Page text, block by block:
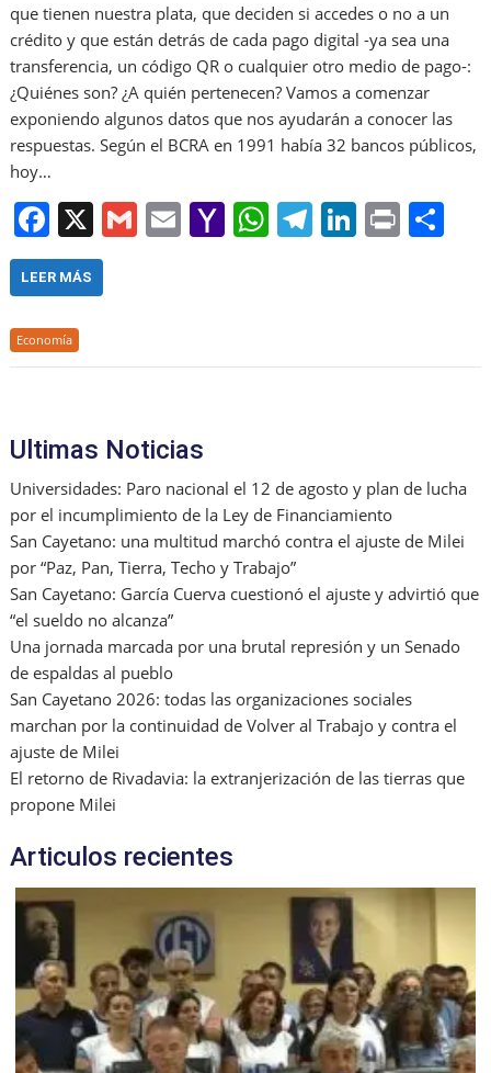
que tienen nuestra plata, que deciden si accedes o no a un
crédito y que están detrás de cada pago digital -ya sea una
transferencia, un código QR o cualquier otro medio de pago-:
¿Quiénes son? ¿A quién pertenecen? Vamos a comenzar
exponiendo algunos datos que nos ayudarán a conocer las
respuestas. Según el BCRA en 1991 había 32 bancos públicos,
hoy…
F
a
c
e
b
k
X G E Y
o
W
A
T
a
Li
dI
Pr
LEER MÁS
Economía
Ultimas Noticias
Universidades: Paro nacional el 12 de agosto y plan de lucha
por el incumplimiento de la Ley de Financiamiento
San Cayetano: una multitud marchó contra el ajuste de Milei
por “Paz, Pan, Tierra, Techo y Trabajo”
San Cayetano: García Cuerva cuestionó el ajuste y advirtió que
“el sueldo no alcanza”
Una jornada marcada por una brutal represión y un Senado
de espaldas al pueblo
San Cayetano 2026: todas las organizaciones sociales
marchan por la continuidad de Volver al Trabajo y contra el
ajuste de Milei
El retorno de Rivadavia: la extranjerización de las tierras que
propone Milei
Articulos recientes